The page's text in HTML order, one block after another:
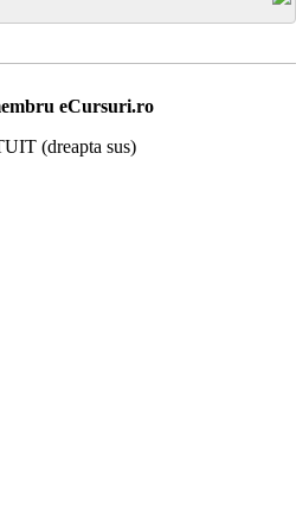
eCursuri.ro
(dreapta sus)